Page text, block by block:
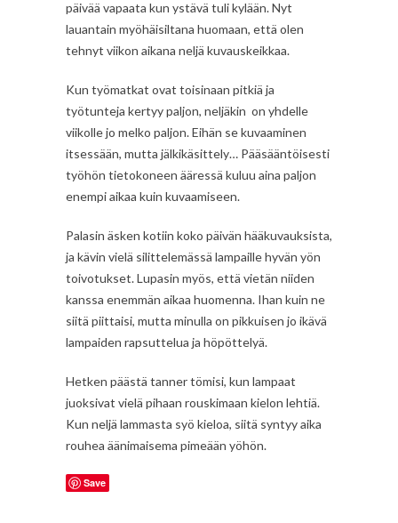
päivää vapaata kun ystävä tuli kylään. Nyt
lauantain myöhäisiltana huomaan, että olen
tehnyt viikon aikana neljä kuvauskeikkaa.
Kun työmatkat ovat toisinaan pitkiä ja
työtunteja kertyy paljon, neljäkin on yhdelle
viikolle jo melko paljon. Eihän se kuvaaminen
itsessään, mutta jälkikäsittely… Pääsääntöisesti
työhön tietokoneen ääressä kuluu aina paljon
enempi aikaa kuin kuvaamiseen.
Palasin äsken kotiin koko päivän hääkuvauksista,
ja kävin vielä silittelemässä lampaille hyvän yön
toivotukset. Lupasin myös, että vietän niiden
kanssa enemmän aikaa huomenna. Ihan kuin ne
siitä piittaisi, mutta minulla on pikkuisen jo ikävä
lampaiden rapsuttelua ja höpöttelyä.
Hetken päästä tanner tömisi, kun lampaat
juoksivat vielä pihaan rouskimaan kielon lehtiä.
Kun neljä lammasta syö kieloa, siitä syntyy aika
rouhea äänimaisema pimeään yöhön.
Save